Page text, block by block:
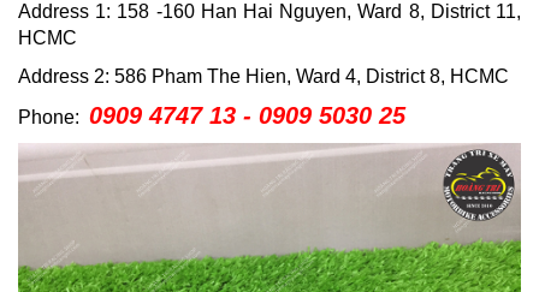
Address 1: 158 -160 Han Hai Nguyen, Ward 8, District 11,
HCMC
Address 2: 586 Pham The Hien, Ward 4, District 8, HCMC
Phone: 0909 4747 13 - 0909 5030 25